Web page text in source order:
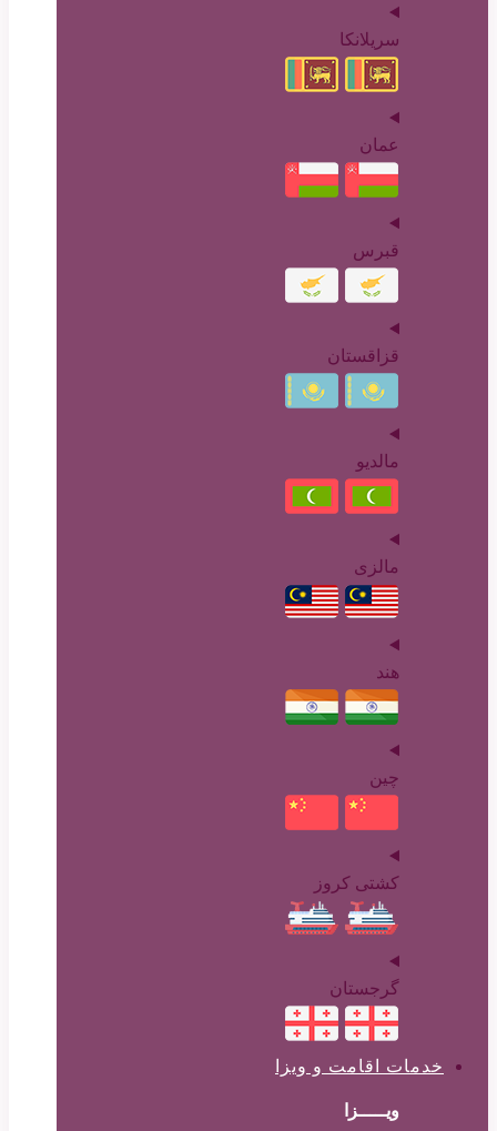
سریلانکا
عمان
قبرس
قزاقستان
مالدیو
مالزی
هند
چین
کشتی کروز
گرجستان
خدمات اقامت و ویزا
ویـــــزا